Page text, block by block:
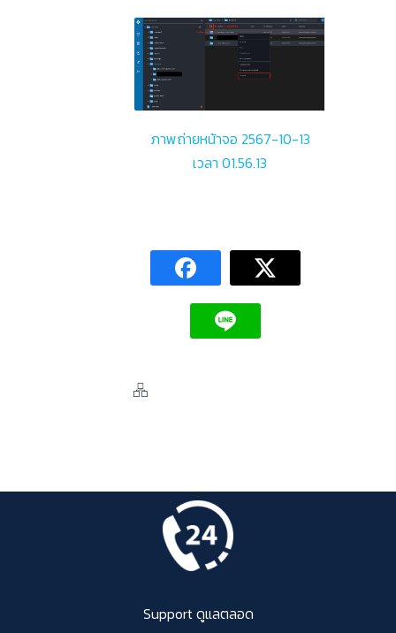
ภาพถ่ายหน้าจอ 2567-10-13
เวลา 01.56.13
Support ดูแลตลอด